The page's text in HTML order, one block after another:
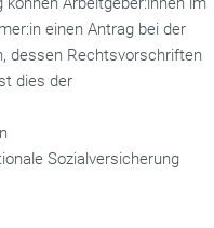
einen Antrag bei der
dessen Rechtsvorschriften
dies der
Sozialversicherung